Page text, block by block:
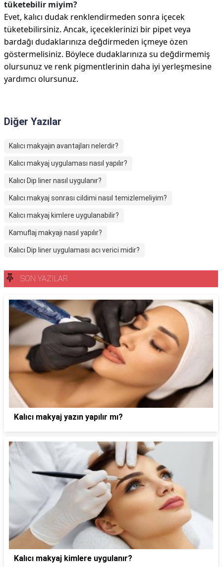
tüketebilir miyim?
Evet, kalıcı dudak renklendirmeden sonra içecek
tüketebilirsiniz. Ancak, içeceklerinizi bir pipet veya
bardağı dudaklarınıza değdirmeden içmeye özen
göstermelisiniz. Böylece dudaklarınıza su değdirmemiş
olursunuz ve renk pigmentlerinin daha iyi yerleşmesine
yardımcı olursunuz.
Diğer Yazılar
Kalıcı makyajın avantajları nelerdir?
Kalıcı makyaj uygulaması nasıl yapılır?
Kalıcı Dip liner nasıl uygulanır?
Kalıcı makyaj sonrası cildimi nasıl temizlemeliyim?
Kalıcı makyaj kimlere uygulanabilir?
Kamuflaj makyajı nasıl yapılır?
Kalıcı Dip liner uygulaması acı verici midir?
SON YAZILAR
Kalıcı makyaj yazın yapılır mı?
Kalıcı makyaj kimlere uygulanır?